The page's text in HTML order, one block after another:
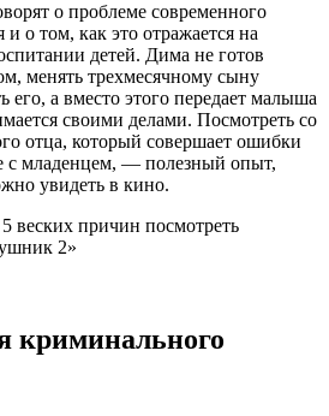
о проблеме современного
о том, как это отражается на
детей. Дима не готов
менять трехмесячному сыну
его, а вместо этого передает малыша
своими делами. Посмотреть со
отца, который совершает ошибки
с младенцем, — полезный опыт,
увидеть в кино.
криминального